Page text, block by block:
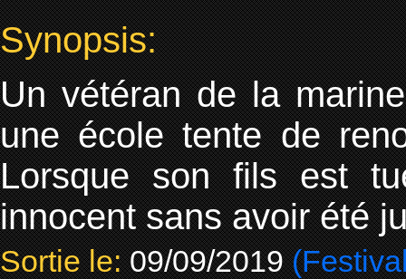
Synopsis:
Un vétéran de la
une école tente de
Lorsque son fils est
innocent sans avoir été
Sortie le: 09/09/2019